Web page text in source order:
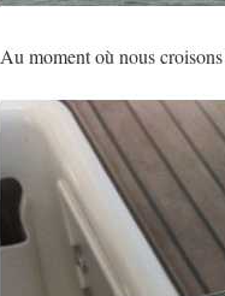
Au moment où nous